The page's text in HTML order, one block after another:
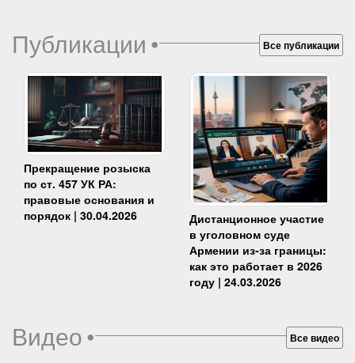
Публикации• Все публикации
Прекращение розыска
по ст. 457 УК РА:
правовые основания и
порядок | 30.04.2026
Дистанционное участие
в уголовном суде
Армении из-за границы:
как это работает в 2026
году | 24.03.2026
Видео• Все видео